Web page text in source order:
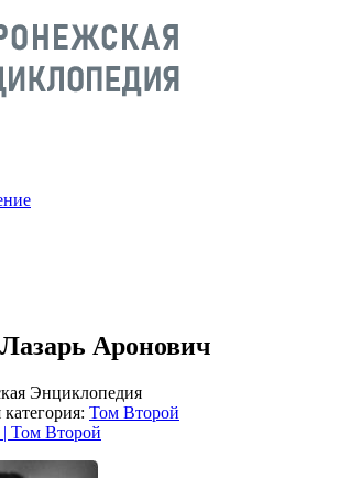
Аронович
Энциклопедия
Том Второй
Том Второй